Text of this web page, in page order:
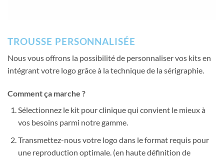
TROUSSE PERSONNALISÉE
Nous vous offrons la possibilité de personnaliser vos kits en
intégrant votre logo grâce à la technique de la sérigraphie.
Comment ça marche ?
Sélectionnez le kit pour clinique qui convient le mieux à
vos besoins parmi notre gamme.
Transmettez-nous votre logo dans le format requis pour
une reproduction optimale. (en haute définition de